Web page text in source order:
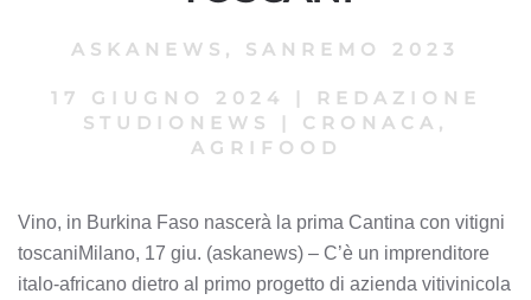
ASKANEWS , SANREMO 2023
17 GIUGNO 2024
REDAZIONE
STUDIONEWS
CRONACA,
AGRIFOOD
Vino, in Burkina Faso nascerà la prima Cantina con vitigni
toscaniMilano, 17 giu. (askanews) – C’è un imprenditore
italo-africano dietro al primo progetto di azienda vitivinicola